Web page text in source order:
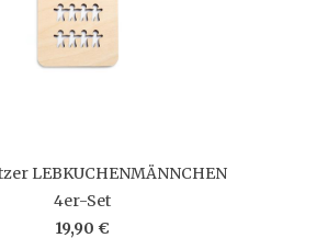
LEBKUCHENMÄNNCHEN
4er-Set
19,90 €